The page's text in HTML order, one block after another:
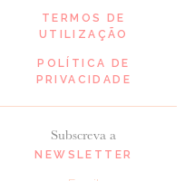
Subscreva a
NEWSLETTER
TERMOS DE
UTILIZAÇÃO
POLÍTICA DE
PRIVACIDADE